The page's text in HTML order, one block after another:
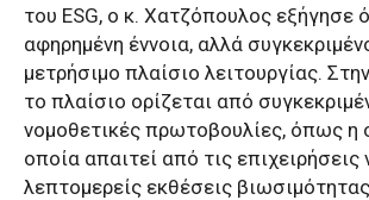
του ESG, o κ. Χατζόπουλος εξήγησε
αφηρημένη έννοια, αλλά
μετρήσιμο πλαίσιο λειτουργίας.
το πλαίσιο ορίζεται από
νομοθετικές πρωτοβουλίες, όπως η
οποία απαιτεί από τις
λεπτομερείς εκθέσεις